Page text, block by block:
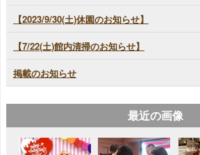
【2023/9/30(土)休園のお知らせ】
【7/22(土)館内清掃のお知らせ】
掲載のお知らせ
最近の画像